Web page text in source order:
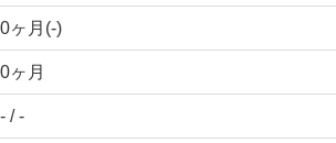
0ヶ月(-)
0ヶ月
- / -